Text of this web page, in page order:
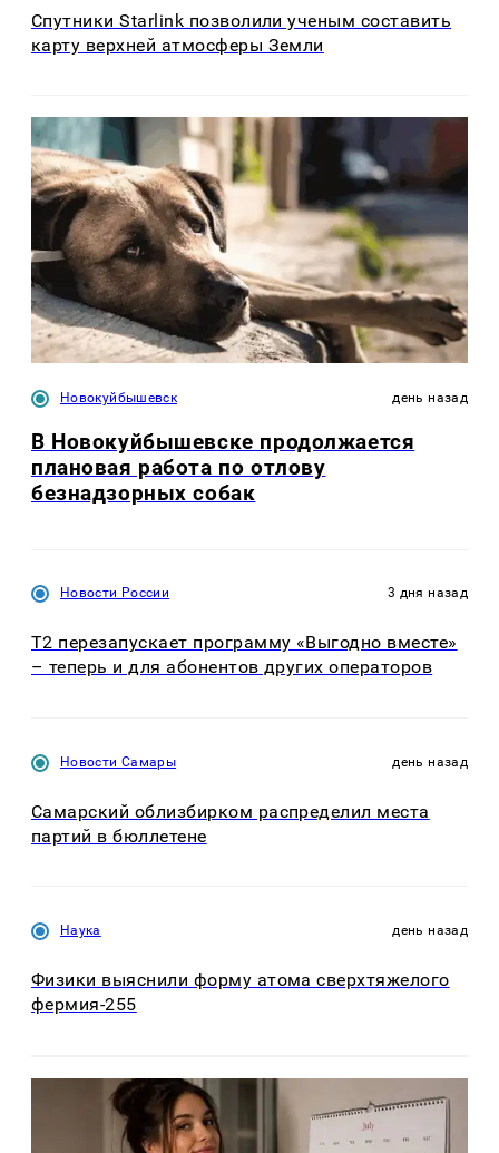
Спутники Starlink позволили ученым составить
карту верхней атмосферы Земли
Новокуйбышевск день назад
В Новокуйбышевске продолжается
плановая работа по отлову
безнадзорных собак
Новости России 3 дня назад
Т2 перезапускает программу «Выгодно вместе»
– теперь и для абонентов других операторов
Новости Самары день назад
Самарский облизбирком распределил места
партий в бюллетене
Наука день назад
Физики выяснили форму атома сверхтяжелого
фермия-255